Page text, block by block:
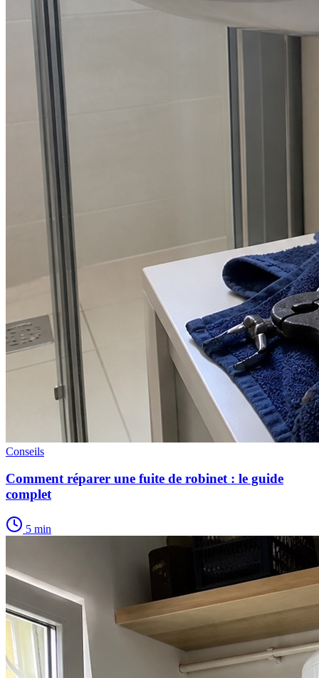
Conseils
Comment réparer une fuite de robinet : le guide
complet
5 min